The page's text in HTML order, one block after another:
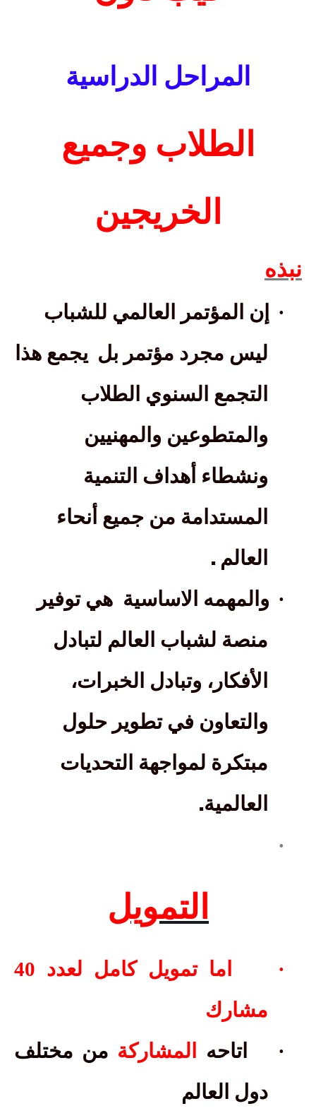
المراحل الدراسية
الطلاب وجميع
الخريجين
نبذه
·
إن المؤتمر العالمي للشباب
ليس مجرد مؤتمر بل يجمع هذا
التجمع السنوي الطلاب
والمتطوعين والمهنيين
ونشطاء أهداف التنمية
المستدامة من جميع أنحاء
العالم .
· والمهمه الاساسية هي توفير
منصة لشباب العالم لتبادل
الأفكار، وتبادل الخبرات،
والتعاون في تطوير حلول
مبتكرة لمواجهة التحديات
العالمية.
·
التمويل
·
اما تمويل كامل لعدد 40
مشارك
·
اتاحه المشاركة من مختلف
دول العالم